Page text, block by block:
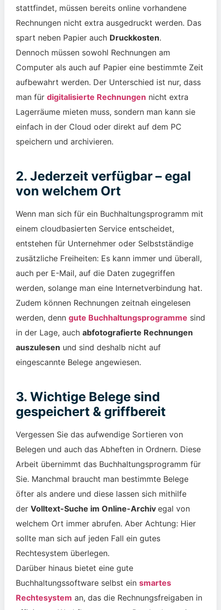
stattfindet, müssen bereits online vorhandene
Rechnungen nicht extra ausgedruckt werden. Das
spart neben Papier auch Druckkosten.
Dennoch müssen sowohl Rechnungen am
Computer als auch auf Papier eine bestimmte Zeit
aufbewahrt werden. Der Unterschied ist nur, dass
man für digitalisierte Rechnungen nicht extra
Lagerräume mieten muss, sondern man kann sie
einfach in der Cloud oder direkt auf dem PC
speichern und archivieren.
2. Jederzeit verfügbar – egal
von welchem Ort
Wenn man sich für ein Buchhaltungsprogramm mit
einem cloudbasierten Service entscheidet,
entstehen für Unternehmer oder Selbstständige
zusätzliche Freiheiten: Es kann immer und überall,
auch per E-Mail, auf die Daten zugegriffen
werden, solange man eine Internetverbindung hat.
Zudem können Rechnungen zeitnah eingelesen
werden, denn gute Buchhaltungsprogramme sind
in der Lage, auch abfotografierte Rechnungen
auszulesen und sind deshalb nicht auf
eingescannte Belege angewiesen.
3. Wichtige Belege sind
gespeichert & griffbereit
Vergessen Sie das aufwendige Sortieren von
Belegen und auch das Abheften in Ordnern. Diese
Arbeit übernimmt das Buchhaltungsprogramm für
Sie. Manchmal braucht man bestimmte Belege
öfter als andere und diese lassen sich mithilfe
der Volltext-Suche im Online-Archiv egal von
welchem Ort immer abrufen. Aber Achtung: Hier
sollte man sich auf jeden Fall ein gutes
Rechtesystem überlegen.
Darüber hinaus bietet eine gute
Buchhaltungssoftware selbst ein smartes
Rechtesystem an, dasdie Rechnungsfreigaben in